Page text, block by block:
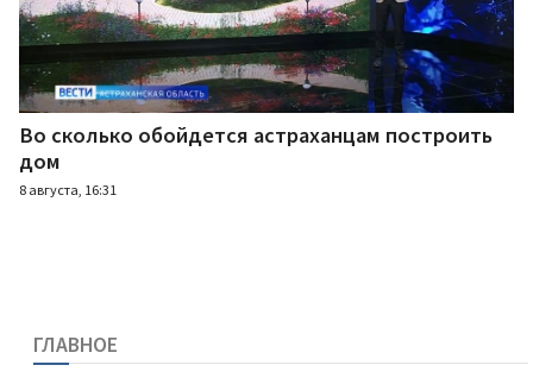
Во сколько обойдется астраханцам построить
дом
8 августа, 16:31
ГЛАВНОЕ